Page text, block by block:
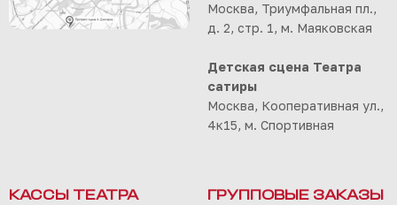
Москва, Триумфальная пл.,
д. 2, стр. 1, м. Маяковская
Детская сцена Театра
сатиры
Москва, Кооперативная ул.,
4к15, м. Спортивная
КАССЫ ТЕАТРА
ГРУППОВЫЕ ЗАКАЗЫ